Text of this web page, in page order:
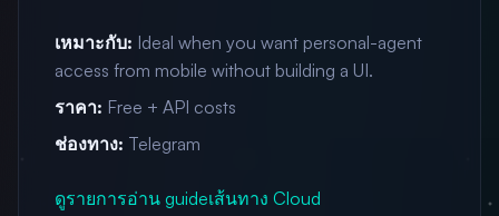
เหมาะกับ: Ideal when you want personal-agent
access from mobile without building a UI.
ราคา: Free + API costs
ช่องทาง: Telegram
ดูรายการอ่าน guideเส้นทาง Cloud